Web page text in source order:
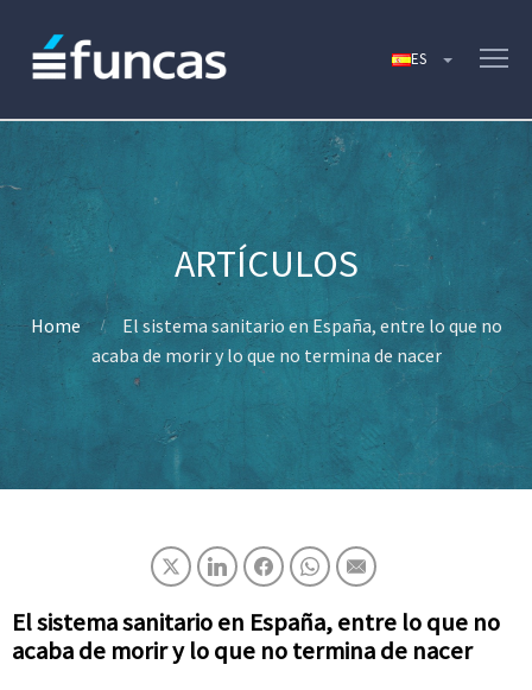
Home
El sistema sanitario en España, entre lo que no
acaba de morir y lo que no termina de nacer
El sistema sanitario en España, entre lo que no
acaba de morir y lo que no termina de nacer